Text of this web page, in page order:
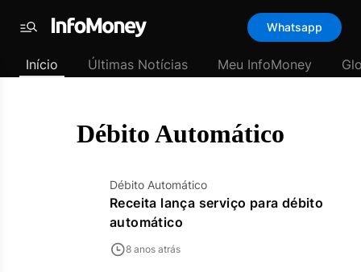
padrão
Últimas
Menu
Whatsapp
Início Últimas Notícias Meu InfoMoney
Débito Automático
Débito Automático
Receita lança serviço para débito
automático
8 anos atrás